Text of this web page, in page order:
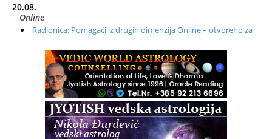
20.08.
Online
Radionica: Pomagači iz drugih dimenzija Online – otvoreno za
Zagreb+Online
Osnovni ThetaHealing® tečaj, Zagreb i Online
Zagreb
Osnovna radionica za izscjeljivanje pranom (Basic Pranic
Healing course)